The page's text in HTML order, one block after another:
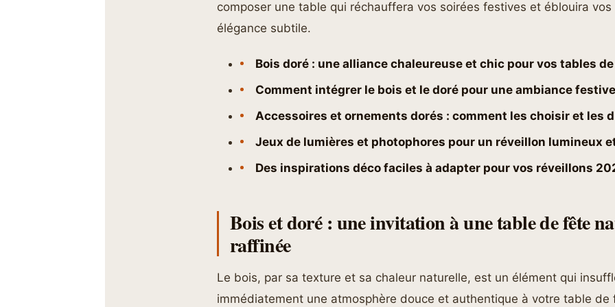
composer une table qui réchauffera vos soirées festives et éblouira
élégance subtile.
Bois doré : une alliance chaleureuse et chic pour vos tables
Comment intégrer le bois et le doré pour une ambiance
Accessoires et ornements dorés : comment les choisir et les
Jeux de lumières et photophores pour un réveillon lumineux
Des inspirations déco faciles à adapter pour vos réveillons
Bois et doré : une invitation à une table de fête
raffinée
Le bois, par sa texture et sa chaleur naturelle, est un élément qui
immédiatement une atmosphère douce et authentique à votre table de